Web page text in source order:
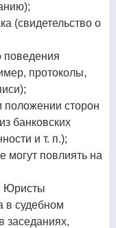
(свидетельство о
поведения
протоколы,
сторон
банковских
и т. п.);
могут повлиять на
Юристы
в судебном
заседаниях,